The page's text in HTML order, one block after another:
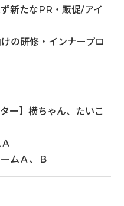
新たなPR・販促/アイ
の研修・インナープロ
ー】横ちゃん、たいこ
ムＡ、Ｂ